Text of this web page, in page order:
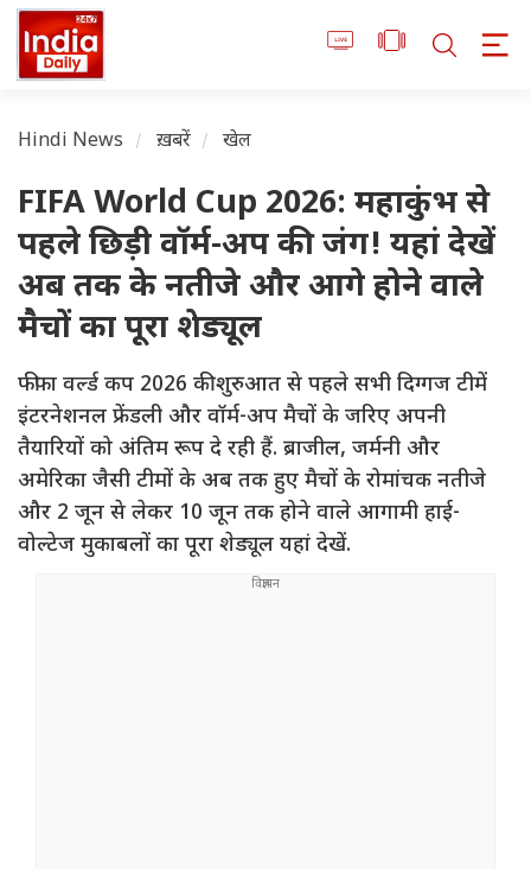
Hindi News ख़बरें खेल
FIFA World Cup 2026: महाकुंभ से
पहले छिड़ी वॉर्म-अप की जंग! यहां देखें
अब तक के नतीजे और आगे होने वाले
मैचों का पूरा शेड्यूल
फीफा वर्ल्ड कप 2026 की शुरुआत से पहले सभी दिग्गज टीमें
इंटरनेशनल फ्रेंडली और वॉर्म-अप मैचों के जरिए अपनी
तैयारियों को अंतिम रूप दे रही हैं. ब्राजील, जर्मनी और
अमेरिका जैसी टीमों के अब तक हुए मैचों के रोमांचक नतीजे
और 2 जून से लेकर 10 जून तक होने वाले आगामी हाई-
वोल्टेज मुकाबलों का पूरा शेड्यूल यहां देखें.